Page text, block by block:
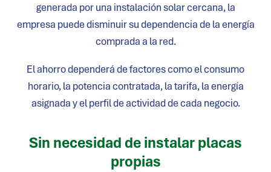
generada por una instalación solar cercana, la
empresa puede disminuir su dependencia de la energía
comprada a la red.
El ahorro dependerá de factores como el consumo
horario, la potencia contratada, la tarifa, la energía
asignada y el perfil de actividad de cada negocio.
Sin necesidad de instalar placas
propias